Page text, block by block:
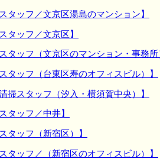
ッフ／文京区湯島のマンション】
ッフ／文京区】
タッフ（文京区のマンション・事務所
ッフ（台東区寿のオフィスビル）】
スタッフ（汐入・横須賀中央）】
ッフ／中井】
ッフ（新宿区）】
ッフ／（新宿区のオフィスビル）】